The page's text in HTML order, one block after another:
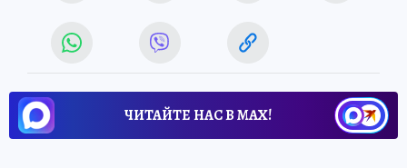
ЧИТАЙТЕ НАС В МАХ!